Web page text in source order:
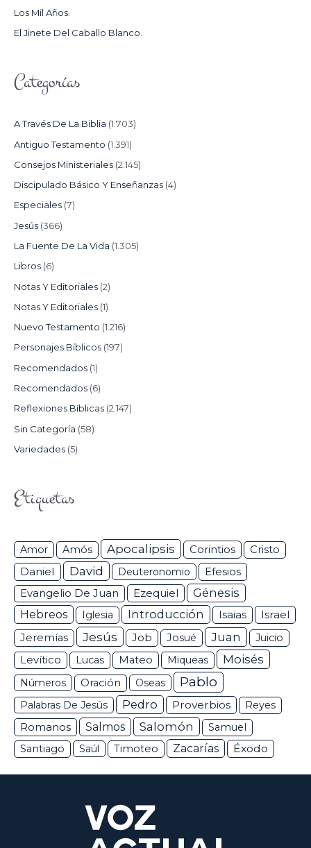
:Los Mil Años.
El Jinete Del Caballo Blanco.
Categorías
A Través De La Biblia (1.703)
Antiguo Testamento (1.391)
Consejos Ministeriales (2.145)
Discipulado Básico Y Enseñanzas (4)
Especiales (7)
Jesús (366)
La Fuente De La Vida (1.305)
Libros (6)
Notas Y Editoriales (2)
Notas Y Editoriales (1)
Nuevo Testamento (1.216)
Personajes Bíblicos (197)
Recomendados (1)
Recomendados (6)
Reflexiones Bíblicas (2.147)
Sin Categoría (58)
Variedades (5)
Etiquetas
Amor Amós Apocalipsis Corintios Cristo
Daniel David Deuteronomio Efesios
Evangelio De Juan Ezequiel
Génesis
Hebreos
Iglesia Introducción Isaias Israel
Jeremías Jesús Job Josué Juan
Juicio
Levítico
Lucas Mateo Miqueas Moisés
Números Oración Oseas Pablo
Palabras De Jesús Pedro Proverbios Reyes
Romanos Salmos Salomón
Samuel
Santiago
Saúl Timoteo Zacarías Éxodo